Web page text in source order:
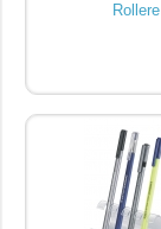
Rollere